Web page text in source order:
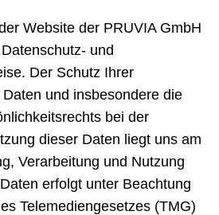
Website der PRUVIA GmbH
und
Der Schutz Ihrer
und insbesondere die
bei der
dieser Daten liegt uns am
Verarbeitung und Nutzung
erfolgt unter Beachtung
Telemediengesetzes (TMG)